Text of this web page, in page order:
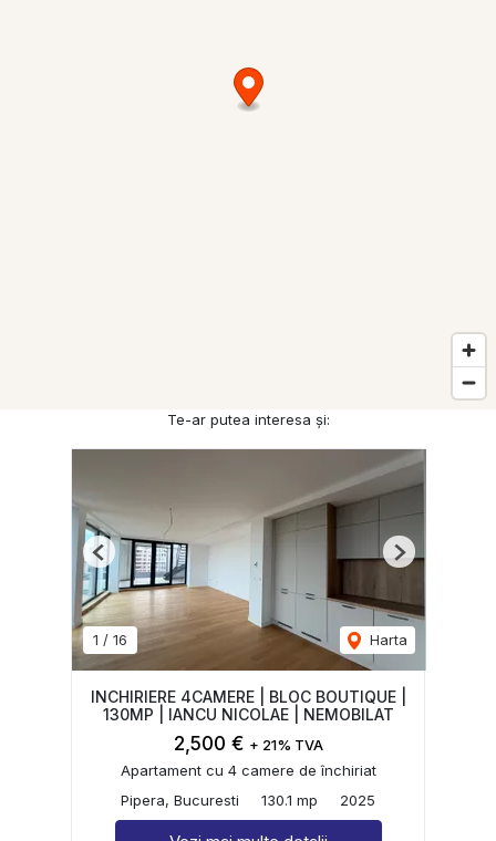
Te-ar putea interesa și:
1 / 16 Harta
Previous Next
INCHIRIERE 4CAMERE | BLOC BOUTIQUE |
130MP | IANCU NICOLAE | NEMOBILAT
2,500 € + 21% TVA
Apartament cu 4 camere de închiriat
Pipera, Bucuresti
130.1 mp 2025